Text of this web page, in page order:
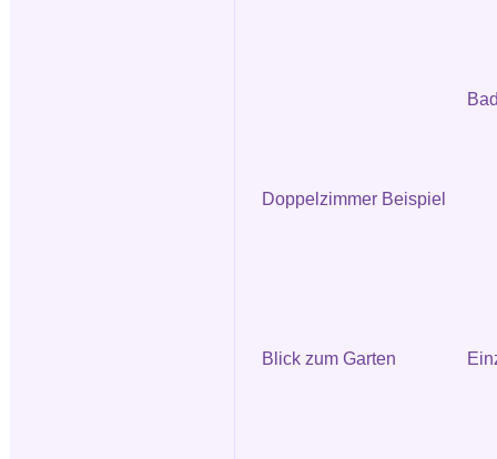
Doppelzimmer Beispiel
Blick zum Garten